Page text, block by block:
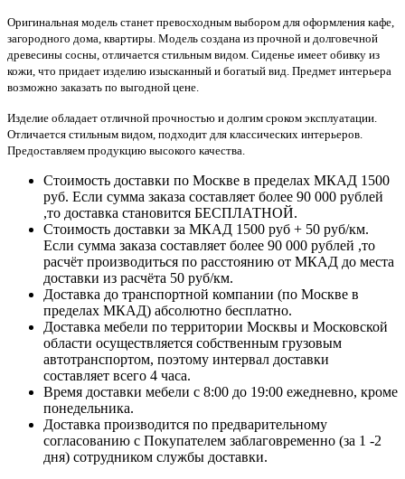
Оригинальная модель станет превосходным выбором для оформления кафе,
загородного дома, квартиры. Модель создана из прочной и долговечной
древесины сосны, отличается стильным видом. Сиденье имеет обивку из
кожи, что придает изделию изысканный и богатый вид. Предмет интерьера
возможно заказать по выгодной цене.
Изделие обладает отличной прочностью и долгим сроком эксплуатации.
Отличается стильным видом, подходит для классических интерьеров.
Предоставляем продукцию высокого качества.
Стоимость доставки по Москве в пределах МКАД 1500
руб. Если сумма заказа составляет более 90 000 рублей
,то доставка становится БЕСПЛАТНОЙ.
Стоимость доставки за МКАД 1500 руб + 50 руб/км.
Если сумма заказа составляет более 90 000 рублей ,то
расчёт производиться по расстоянию от МКАД до места
доставки из расчёта 50 руб/км.
Доставка до транспортной компании (по Москве в
пределах МКАД) абсолютно бесплатно.
Доставка мебели по территории Москвы и Московской
области осуществляется собственным грузовым
автотранспортом, поэтому интервал доставки
составляет всего 4 часа.
Время доставки мебели с 8:00 до 19:00 ежедневно, кроме
понедельника.
Доставка производится по предварительному
согласованию с Покупателем заблаговременно (за 1 -2
дня) сотрудником службы доставки.